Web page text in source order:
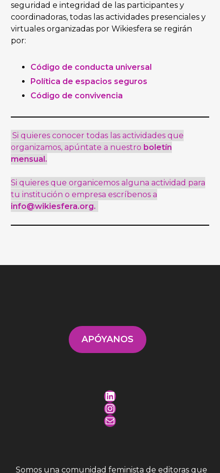
seguridad e integridad de las participantes y
coordinadoras, todas las actividades presenciales y
virtuales organizadas por Wikiesfera se regirán
por:
Código de conducta universal
Política de espacios seguros
Código de convivencia
Si quieres conocer todas las actividades que
organizamos, apúntate a nuestro boletín
mensual.
Si quieres que organicemos alguna actividad para
tu institución o empresa escríbenos a
info@wikiesfera.org.
APÓYANOS
LinkedIn
Instagram
Mail
Somos una comunidad feminista de editoras que